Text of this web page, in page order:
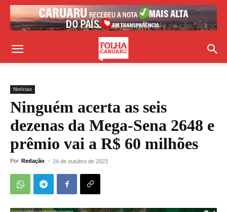
Notícias
Ninguém acerta as seis
dezenas da Mega-Sena 2648 e
prêmio vai a R$ 60 milhões
Por Redação - 24 de outubro de 2023